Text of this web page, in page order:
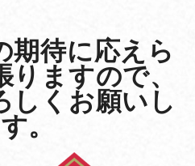
期待に応えら
ますので、
しくお願いし
。